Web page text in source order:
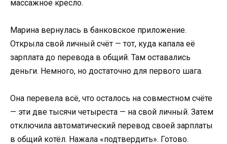
массажное кресло.
Марина вернулась в банковское приложение.
Открыла свой личный счёт — тот, куда капала её
зарплата до перевода в общий. Там оставались
деньги. Немного, но достаточно для первого шага.
Она перевела всё, что осталось на совместном счёте
— эти две тысячи четыреста — на свой личный. Затем
отключила автоматический перевод своей зарплаты
в общий котёл. Нажала «подтвердить». Готово.